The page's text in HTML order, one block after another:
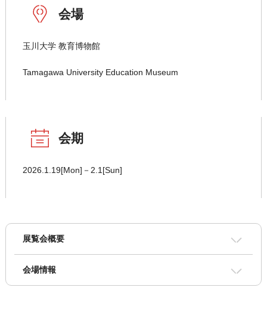
会場
玉川大学 教育博物館
Tamagawa University Education Museum
会期
2026.1.19[Mon]－2.1[Sun]
展覧会概要
会場情報